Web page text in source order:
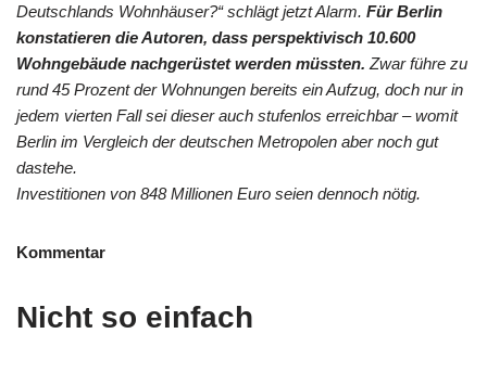
Deutschlands Wohnhäuser?“ schlägt jetzt Alarm. Für Berlin
konstatieren die Autoren, dass perspektivisch 10.600
Wohngebäude nachgerüstet werden müssten. Zwar führe zu
rund 45 Prozent der Wohnungen bereits ein Aufzug, doch nur in
jedem vierten Fall sei dieser auch stufenlos erreichbar – womit
Berlin im Vergleich der deutschen Metropolen aber noch gut
dastehe.
Investitionen von 848 Millionen Euro seien dennoch nötig.
Kommentar
Nicht so einfach